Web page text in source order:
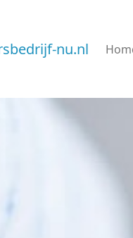
nu.nl